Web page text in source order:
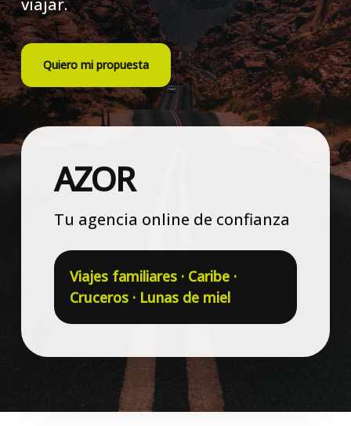
viajar.
Quiero mi propuesta
AZOR
Tu agencia online de confianza
Viajes familiares · Caribe ·
Cruceros · Lunas de miel